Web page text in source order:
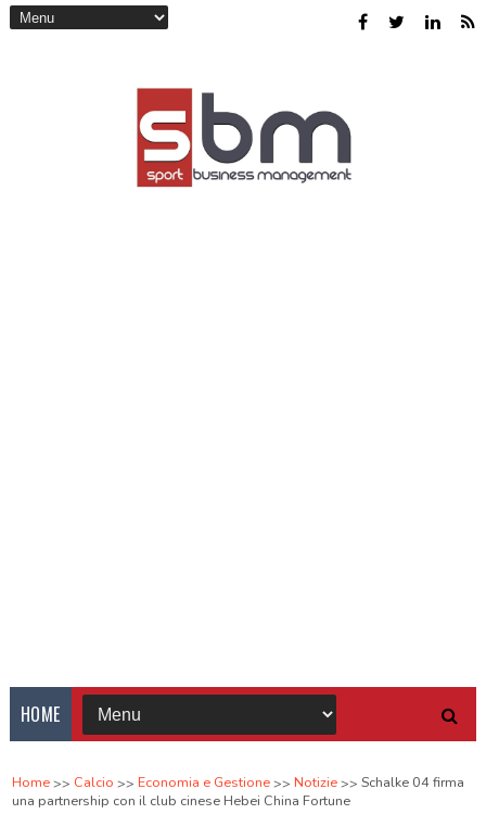
HOME
Home Calcio Economia e Gestione Notizie
Schalke 04 firma
una partnership con il club cinese Hebei China Fortune